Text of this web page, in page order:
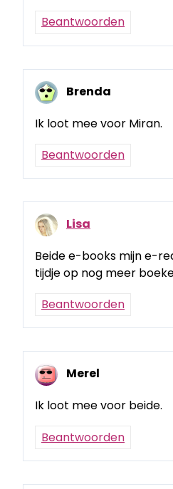
Beantwoorden
Brenda
Ik loot mee voor Miran.
Beantwoorden
Lisa
Beide e-books mijn e-
tijdje op nog meer
Beantwoorden
Merel
Ik loot mee voor beide.
Beantwoorden